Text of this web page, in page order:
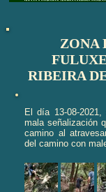
ZONA
RIBEIRA
El día 13-08-2021,
mala señalización
camino al
del camino con